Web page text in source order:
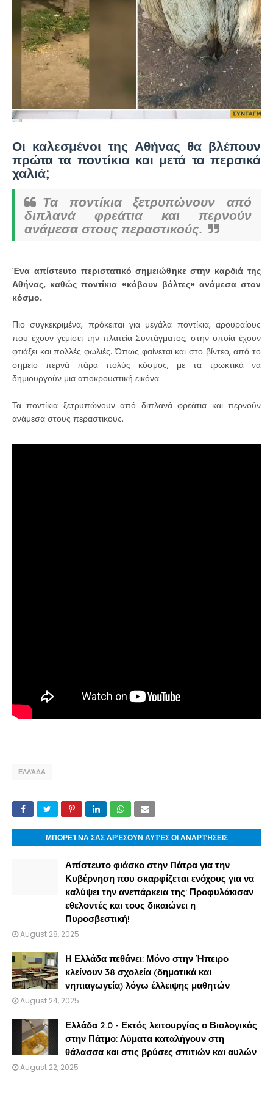
Οι καλεσμένοι της Αθήνας θα βλέπουν
πρώτα τα ποντίκια και μετά τα περσικά
χαλιά;
Τα ποντίκια ξετρυπώνουν από
διπλανά φρεάτια και περνούν
ανάμεσα στους περαστικούς.
Ένα απίστευτο περιστατικό σημειώθηκε στην καρδιά της
Αθήνας, καθώς ποντίκια «κόβουν βόλτες» ανάμεσα στον
κόσμο.
Πιο συγκεκριμένα, πρόκειται για μεγάλα ποντίκια, αρουραίους
που έχουν γεμίσει την πλατεία Συντάγματος, στην οποία έχουν
φτιάξει και πολλές φωλιές. Όπως φαίνεται και στο βίντεο, από το
σημείο περνά πάρα πολύς κόσμος, με τα τρωκτικά να
δημιουργούν μια αποκρουστική εικόνα.
Τα ποντίκια ξετρυπώνουν από διπλανά φρεάτια και περνούν
ανάμεσα στους περαστικούς.
ΕΛΛΆΔΑ
ΜΠΟΡΕΊ ΝΑ ΣΑΣ ΑΡΈΣΟΥΝ ΑΥΤΈΣ ΟΙ ΑΝΑΡΤΉΣΕΙΣ
Απίστευτο φιάσκο στην Πάτρα για την
Κυβέρνηση που σκαρφίζεται ενόχους για να
καλύψει την ανεπάρκεια της: Προφυλάκισαν
εθελοντές και τους δικαιώνει η
Πυροσβεστική!
August 28, 2025
Η Ελλάδα πεθάνει: Μόνο στην Ήπειρο
κλείνουν 38 σχολεία (δημοτικά και
νηπιαγωγεία) λόγω έλλειψης μαθητών
August 24, 2025
Ελλάδα 2.0 - Εκτός λειτουργίας ο Βιολογικός
στην Πάτμο: Λύματα καταλήγουν στη
θάλασσα και στις βρύσες σπιτιών και αυλών
August 22, 2025